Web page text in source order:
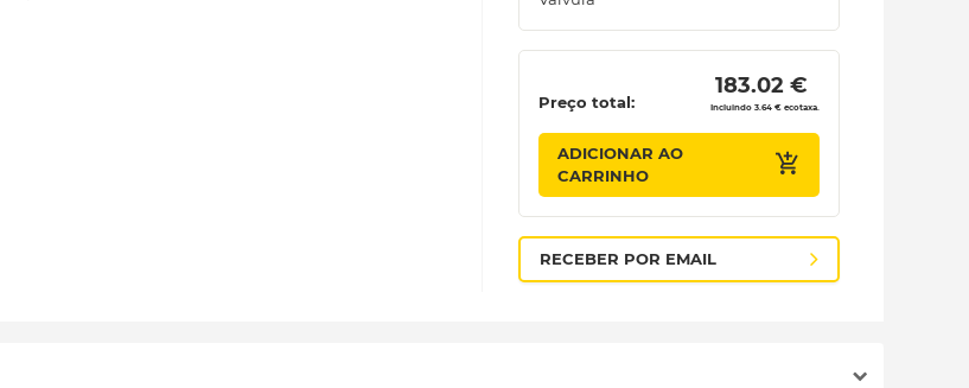
Preço total:
183.02 €
Incluindo 3.64 € ecotaxa.
ADICIONAR AO
CARRINHO
RECEBER POR EMAIL